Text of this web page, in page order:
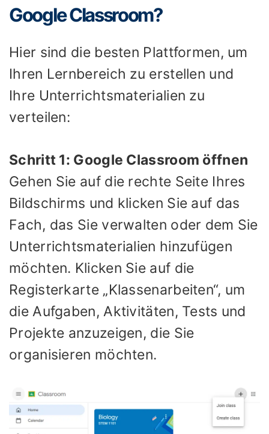
Google Classroom?
Hier sind die besten Plattformen, um
Ihren Lernbereich zu erstellen und
Ihre Unterrichtsmaterialien zu
verteilen:
Schritt 1: Google Classroom öffnen
Gehen Sie auf die rechte Seite Ihres
Bildschirms und klicken Sie auf das
Fach, das Sie verwalten oder dem Sie
Unterrichtsmaterialien hinzufügen
möchten. Klicken Sie auf die
Registerkarte „Klassenarbeiten“, um
die Aufgaben, Aktivitäten, Tests und
Projekte anzuzeigen, die Sie
organisieren möchten.